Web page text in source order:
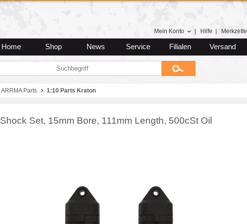
Mein Konto Hilfe Merkzettel
Home Shop News Service Filialen Versand
ARRMA Parts 1:10 Parts Kraton
Shock Set, 15mm Bore, 111mm Length, 500cSt Oil